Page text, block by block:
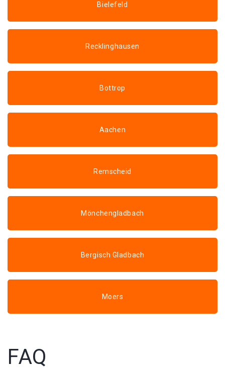
Bielefeld
Recklinghausen
Bottrop
Aachen
Remscheid
Mönchengladbach
Bergisch Gladbach
Moers
FAQ